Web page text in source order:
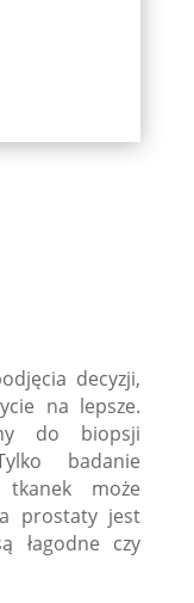
decyzji,
na lepsze.
do biopsji
badanie
tkanek może
prostaty jest
łagodne czy